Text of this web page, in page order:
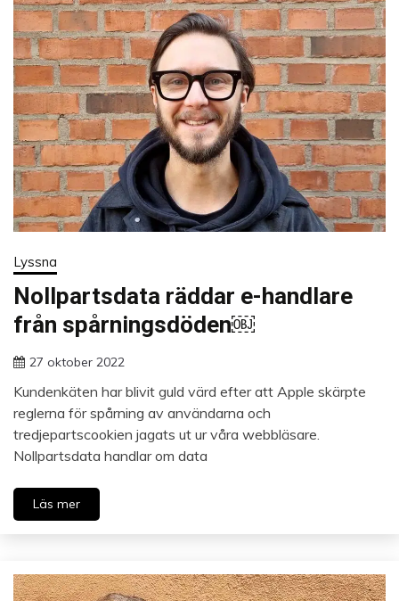
Lyssna
Nollpartsdata räddar e-handlare
från spårningsdöden￼
27 oktober 2022
Kundenkäten har blivit guld värd efter att Apple skärpte
reglerna för spårning av användarna och
tredjepartscookien jagats ut ur våra webbläsare.
Nollpartsdata handlar om data
Läs mer